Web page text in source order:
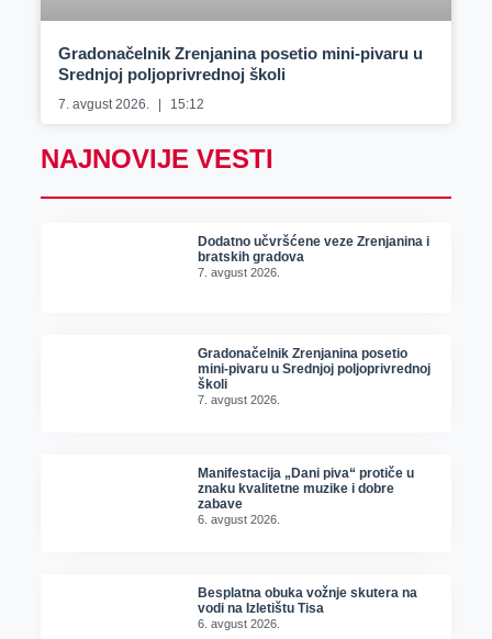
Gradonačelnik Zrenjanina posetio mini-pivaru u
Srednjoj poljoprivrednoj školi
7. avgust 2026. 15:12
NAJNOVIJE VESTI
Dodatno učvršćene veze Zrenjanina i
bratskih gradova
7. avgust 2026.
Gradonačelnik Zrenjanina posetio
mini-pivaru u Srednjoj poljoprivrednoj
školi
7. avgust 2026.
Manifestacija „Dani piva“ protiče u
znaku kvalitetne muzike i dobre
zabave
6. avgust 2026.
Besplatna obuka vožnje skutera na
vodi na Izletištu Tisa
6. avgust 2026.